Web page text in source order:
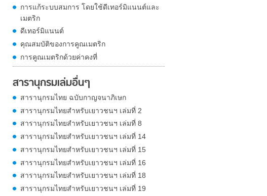
การแก้ระบบสมการ โดยใช้ดีเทอร์มิแนนต์และ
เมตริก
ดีเทอร์มิแนนต์
คุณสมบัติของการคูณเมตริก
การคูณเมตริกด้วยค่าคงที่
สารานุกรมเล่มอื่นๆ
สารานุกรมไทย ฉบับกาญจนาภิเษก
สารานุกรมไทยสำหรับเยาวชนฯ เล่มที่ 2
สารานุกรมไทยสำหรับเยาวชนฯ เล่มที่ 8
สารานุกรมไทยสำหรับเยาวชนฯ เล่มที่ 14
สารานุกรมไทยสำหรับเยาวชนฯ เล่มที่ 15
สารานุกรมไทยสำหรับเยาวชนฯ เล่มที่ 16
สารานุกรมไทยสำหรับเยาวชนฯ เล่มที่ 18
สารานุกรมไทยสำหรับเยาวชนฯ เล่มที่ 19